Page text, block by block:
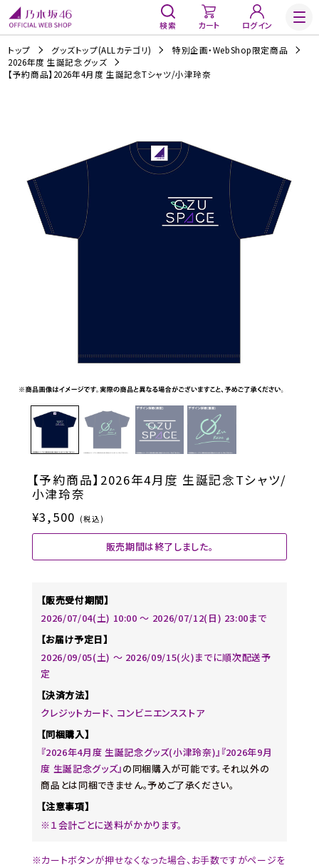
検索 カート ログイン
トップ グッズトップ(ALLカテゴリ)
特別企画・WebShop限定商品
2026年度 生誕記念グッズ
【予約商品】2026年4月度 生誕記念Tシャツ/小津玲奈
【予約商品】2026年4月度 生誕記念Tシャツ/
小津玲奈
¥3,500 (税込)
販売期間は終了しました。
【販売受付期間】
2026/07/04(土) 10:00 〜 2026/07/12(日) 23:00まで
【お届け予定日】
2026/09/05(土) 〜 2026/09/15(火)までに順次配送予
定
【決済方法】
クレジットカード、 コンビニエンスストア
【同梱購入】
『2026年4月度 生誕記念グッズ(小津玲奈)』『2026年9月
度 生誕記念グッズ』の同梱購入が可能です。それ以外の
商品とは同梱できません。予めご了承ください。
【注意事項】
※１会計ごとに送料がかかります。
※カートボタンが押せなくなった場合、お手数ですがページを